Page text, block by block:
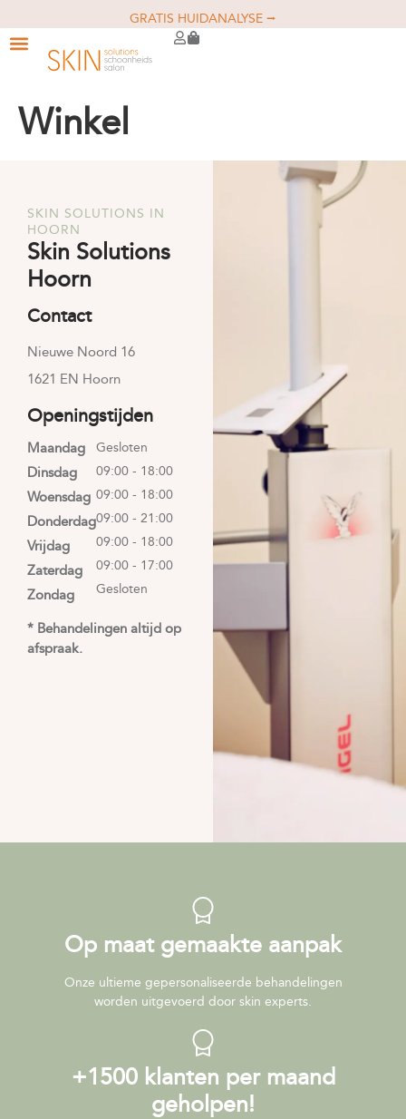
GRATIS HUIDANALYSE ⭢
Winkel
SKIN SOLUTIONS IN
HOORN
Skin Solutions
Hoorn
Contact
Nieuwe Noord 16
1621 EN Hoorn
Openingstijden
Maandag
Dinsdag
Woensdag
Donderdag
Vrijdag
Zaterdag
Zondag
Gesloten
09:00 - 18:00
09:00 - 18:00
09:00 - 21:00
09:00 - 18:00
09:00 - 17:00
Gesloten
* Behandelingen altijd op
afspraak.
Op maat gemaakte aanpak
Onze ultieme gepersonaliseerde behandelingen
worden uitgevoerd door skin experts.
+1500 klanten per maand
geholpen!